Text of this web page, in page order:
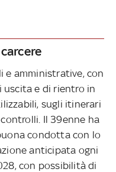
e amministrative, con
uscita e di rientro in
sugli itinerari
Il 39enne ha
condotta con lo
anticipata ogni
con possibilità di